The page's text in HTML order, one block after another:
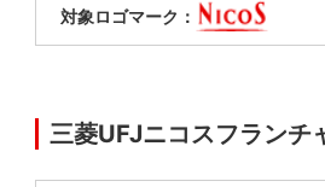
対象ロゴマーク：
三菱UFJニコスフランチ